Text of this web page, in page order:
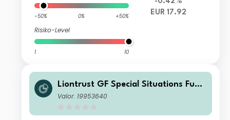
-50% 0% +50%
Risiko-Level
1 10
EUR 17.92
Liontrust GF Special Situations Fund
C1 Acc GBP
Valor: 19953640